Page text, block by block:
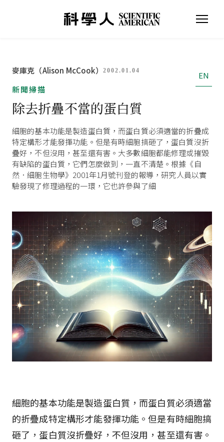
麥庫克（Alison McCook） 2002.01.04
EN
新聞掃描
除去折疊不當的蛋白質
細胞的基本功能是製造蛋白質，而蛋白質必須適當的折疊成
特定構形才能發揮功能。但是有時細胞搞砸了，蛋白質沒折
疊好，不但沒用，甚至還有害。大多數細胞都能修理或摧毀
有缺陷的蛋白質，它們怎麼做到，一直不清楚。根據《自
然．細胞生物學》2001年1月號刊登的報導，研究人員以實
驗發現了修理過程的一環，它也許參與了細
細胞的基本功能是製造蛋白質，而蛋白質必須適當
的折疊成特定構形才能發揮功能。但是有時細胞搞
砸了，蛋白質沒折疊好，不但沒用，甚至還有害。